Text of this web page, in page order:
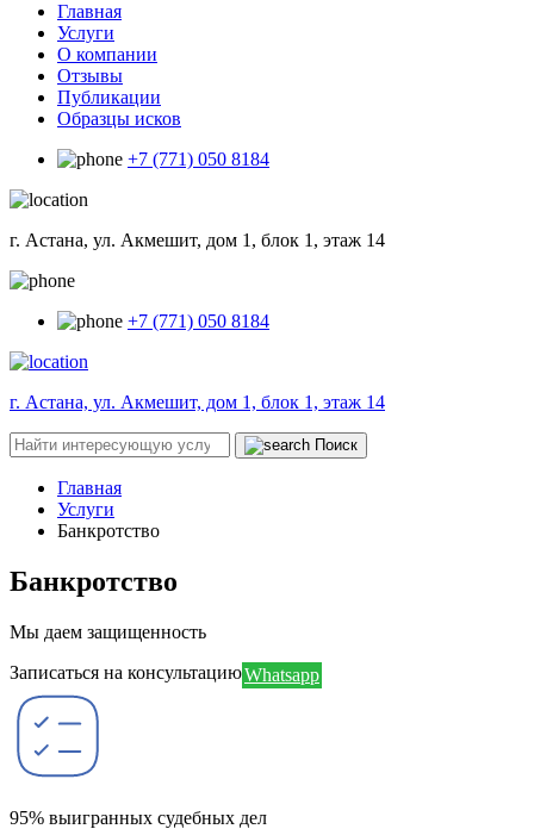
Главная
Услуги
О компании
Отзывы
Публикации
Образцы исков
+7 (771) 050 8184
г. Астана, ул. Акмешит, дом 1, блок 1, этаж 14
+7 (771) 050 8184
г. Астана, ул. Акмешит, дом 1, блок 1, этаж 14
Поиск
Главная
Услуги
Банкротство
Банкротство
Мы даем защищенность
Записаться на консультациюWhatsapp
95% выигранных судебных дел